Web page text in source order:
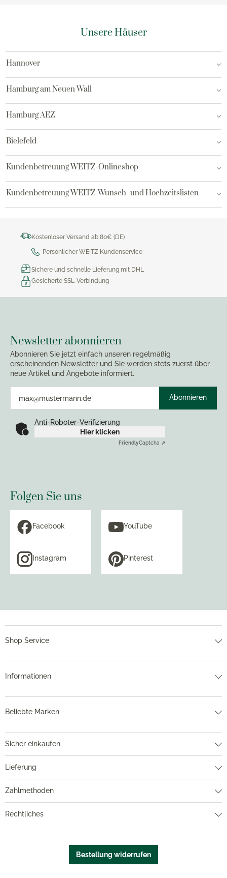
Unsere Häuser
Hannover
Hamburg am Neuen Wall
Hamburg AEZ
Bielefeld
Kundenbetreuung WEITZ-Onlineshop
Kundenbetreuung WEITZ-Wunsch- und Hochzeitslisten
Kostenloser Versand ab 80€ (DE)
Persönlicher WEITZ Kundenservice
Sichere und schnelle Lieferung mit DHL
Gesicherte SSL-Verbindung
Newsletter abonnieren
Abonnieren Sie jetzt einfach unseren regelmäßig
erscheinenden Newsletter und Sie werden stets zuerst über
neue Artikel und Angebote informiert.
Abonnieren
Anti-Roboter-Verifizierung
Hier klicken
FriendlyCaptcha ⇗
Folgen Sie uns
Facebook YouTube
Instagram Pinterest
Shop Service
Informationen
Beliebte Marken
Sicher einkaufen
Lieferung
Zahlmethoden
Rechtliches
Bestellung widerrufen